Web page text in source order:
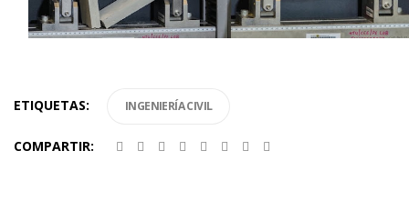
ETIQUETAS: INGENIERÍA CIVIL
COMPARTIR: